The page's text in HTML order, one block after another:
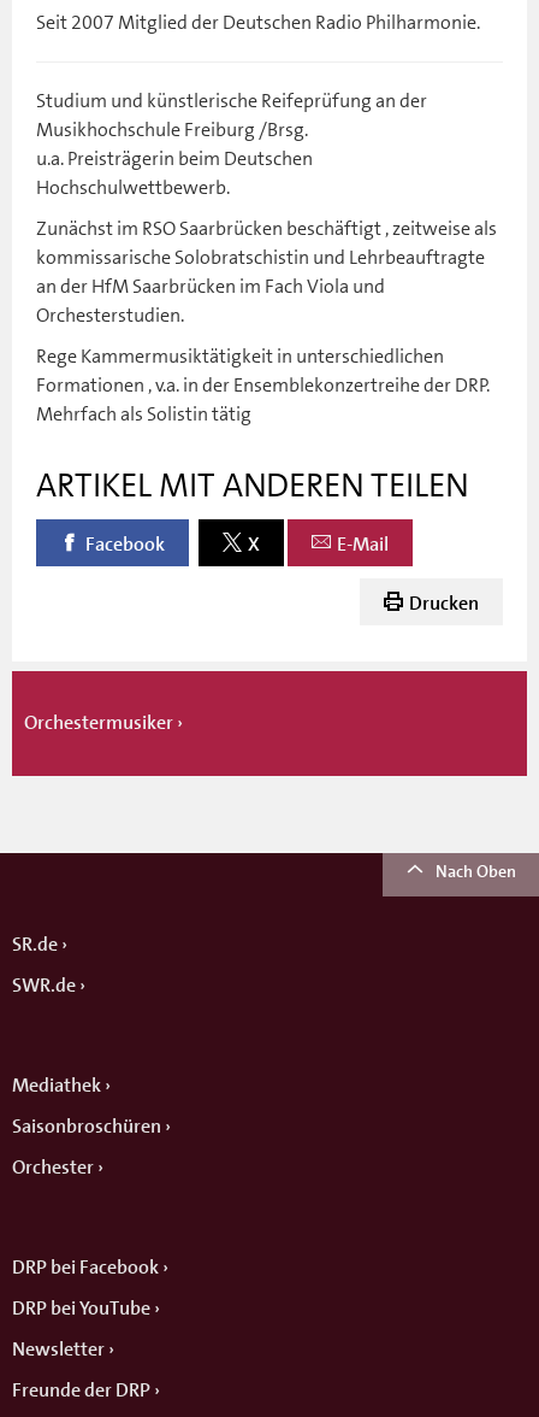
Seit 2007 Mitglied der Deutschen Radio Philharmonie.
Studium und künstlerische Reifeprüfung an der
Musikhochschule Freiburg /Brsg.
u.a. Preisträgerin beim Deutschen
Hochschulwettbewerb.
Zunächst im RSO Saarbrücken beschäftigt , zeitweise als
kommissarische Solobratschistin und Lehrbeauftragte
an der HfM Saarbrücken im Fach Viola und
Orchesterstudien.
Rege Kammermusiktätigkeit in unterschiedlichen
Formationen , v.a. in der Ensemblekonzertreihe der DRP.
Mehrfach als Solistin tätig
ARTIKEL MIT ANDEREN TEILEN
Facebook X E-Mail
Drucken
Orchestermusiker
Nach Oben
SR.de
SWR.de
Mediathek
Saisonbroschüren
Orchester
DRP bei Facebook
DRP bei YouTube
Newsletter
Freunde der DRP